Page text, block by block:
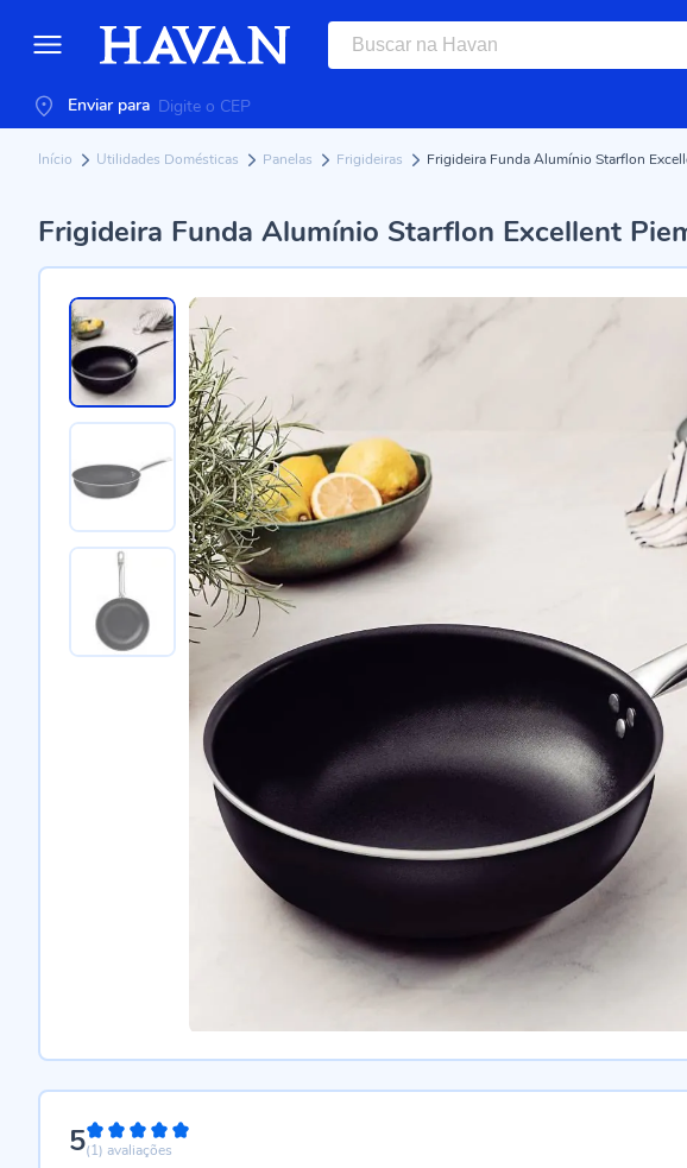
Enviar para
Início Utilidades Domésticas Panelas Frigideiras Frigideira Funda Alumínio Starflon
Frigideira Funda Alumínio Starflon Excellent
5100%
(1) avaliações